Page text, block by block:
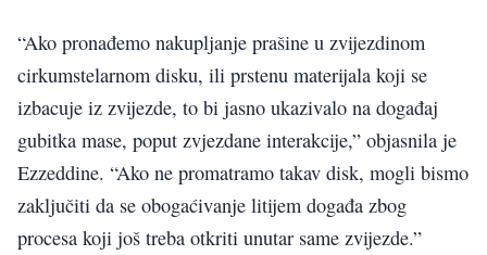
“Ako pronađemo nakupljanje prašine u zvijezdinom
cirkumstelarnom disku, ili prstenu materijala koji se
izbacuje iz zvijezde, to bi jasno ukazivalo na događaj
gubitka mase, poput zvjezdane interakcije,” objasnila je
Ezzeddine. “Ako ne promatramo takav disk, mogli bismo
zaključiti da se obogaćivanje litijem događa zbog
procesa koji još treba otkriti unutar same zvijezde.”